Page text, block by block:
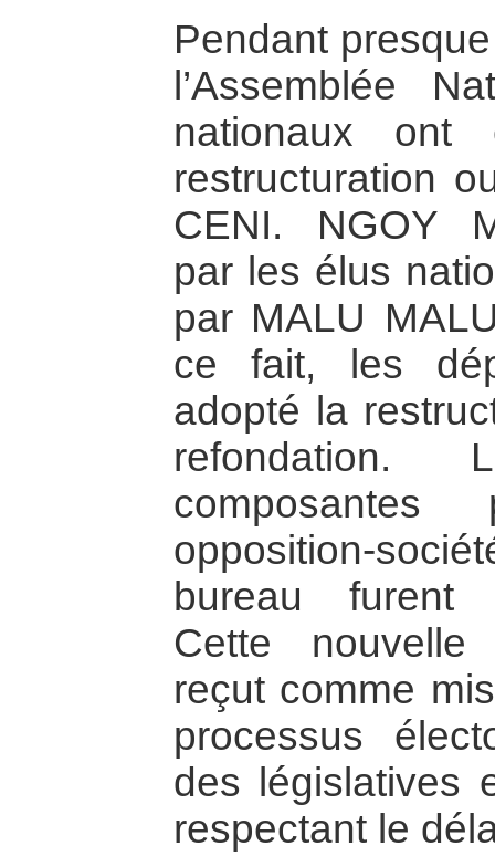
Pendant
l’Assemblée
nationaux
restructuration
CENI. NGOY
par les élus
par MALU
ce fait, les
adopté la
composantes
opposition-
bureau furent
Cette nouvelle
reçut comme
processus
des législatives
respectant le